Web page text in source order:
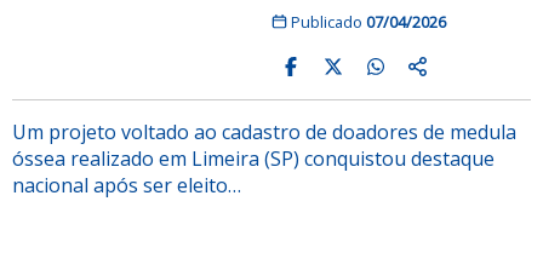
Publicado 07/04/2026
Um projeto voltado ao cadastro de doadores de medula
óssea realizado em Limeira (SP) conquistou destaque
nacional após ser eleito…